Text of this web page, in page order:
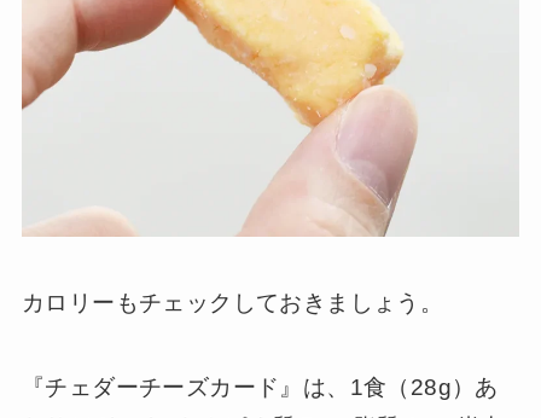
カロリーもチェックしておきましょう。
『チェダーチーズカード』は、1食（28g）あ